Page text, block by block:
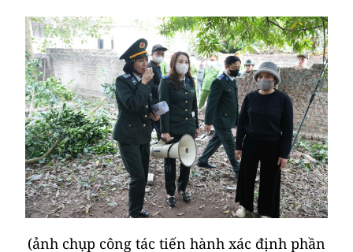
(ảnh chụp công tác tiến hành xác định phần